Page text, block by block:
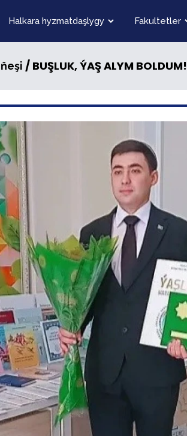
Halkara hyzmatdaşlygy Fakultetler
/ BUŞLUK, ÝAŞ ALYM BOLDUM!